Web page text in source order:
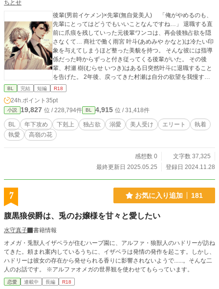
ちとせ
後輩(男前イケメン)×先輩(無自覚美人) 「俺がやめるのも、
先輩にとってはどうでもいいことなんですね…」 退職する直
前に爪痕を残していった元後輩ワンコは、再会後独占欲を隠
さなくて… 商社で働く雨宮 叶斗(あめみや かなと)は冷たい印
象を与えてしまうほど整った美貌を持つ。 そんな彼には指導
係だった時からずっと付き従ってくる後輩がいた。 その後
輩、村瀬 樹(むらせ いつき)はある日突然叶斗に退職すること
を告げた。 2年後、戻ってきた村瀬は自分の欲望を我慢する
ことをせず… 後半甘々です。 すれ違いもありますが、結局攻
てます。
BL 完結 短編 R18
24h.ポイント 35pt
小説 19,827 位 / 228,794件 BL 4,915 位 / 31,418件
BL 年下攻め 下剋上 独占欲 溺愛 美人受け エリート
執着
執愛
高嶺の花
感想数 0
文字数 37,325
最終更新日 2025.05.25
登録日 2024.11.28
7 お気に入り追加 181
腹黒狼侯爵は、兎のお嬢様を甘々と愛したい
水守真子
書籍情報
オメガ・兎獣人イザベラが住むハーブ園に、アルファ・狼獣人のハドリーが訪ね
てきた。頼まれ案内しているうちに、イザベラは発情の発作を起こす。しかし、
ハドリーは彼女の存在から発せられる香りに影響されないようで......。そんな二
人のお話です。 ※アルファオメガの世界観を使わせてもらっています。
恋愛 連載中 長編 R18